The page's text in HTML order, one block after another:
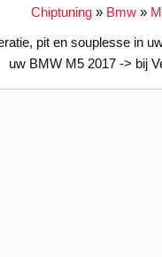
Chiptuning» Bmw»
pit en souplesse in
uw BMW M5 2017 -> bij